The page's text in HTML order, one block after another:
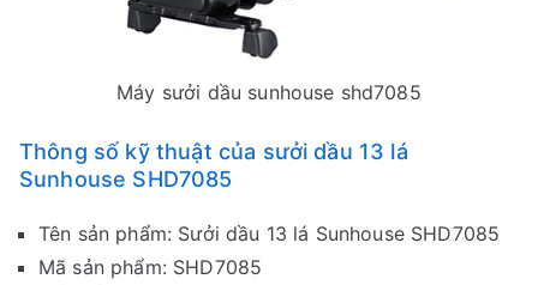
Máy sưởi dầu sunhouse shd7085
Thông số kỹ thuật của sưởi dầu 13 lá
Sunhouse SHD7085
Tên sản phẩm: Sưởi dầu 13 lá Sunhouse SHD7085
Mã sản phẩm: SHD7085